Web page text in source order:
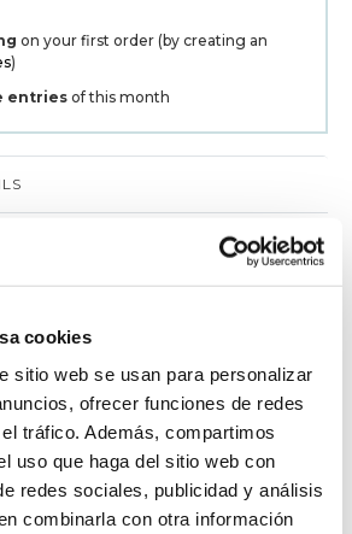
cookies
sitio web se usan para personalizar
ofrecer funciones de redes
tráfico. Además, compartimos
uso que haga del sitio web con
redes sociales, publicidad y análisis
combinarla con otra información
on your first order (by creating an
)
entries of this month